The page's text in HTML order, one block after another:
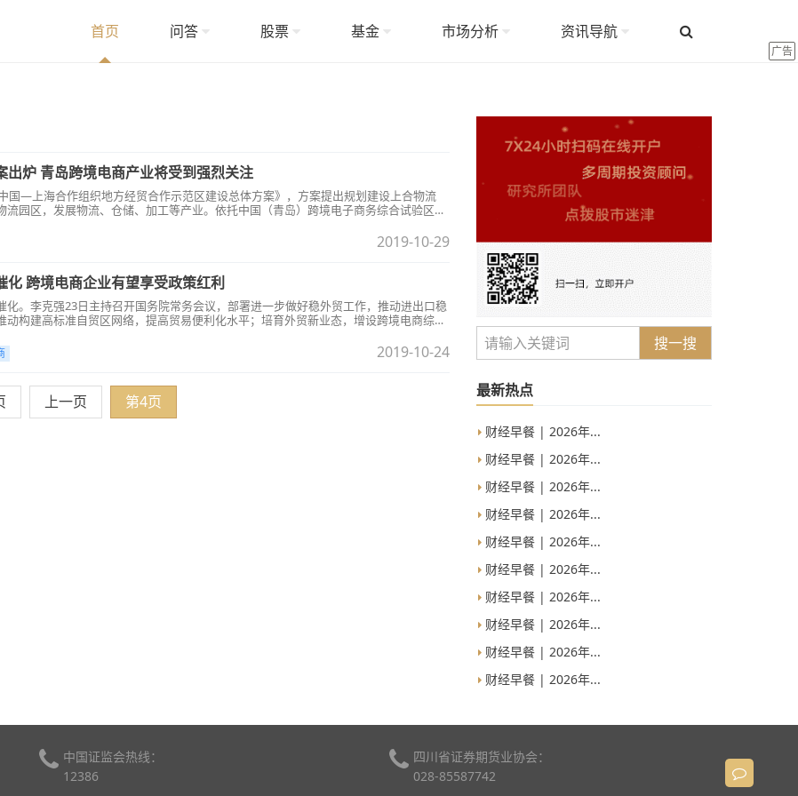
首页 问答 股票 基金 市场分析 资讯导航
广告
出炉 青岛跨境电商产业将受到强烈关注
国—上海合作组织地方经贸合作示范区建设总体方案》，方案提出规划建设上合物流
流园区，发展物流、仓储、加工等产业。依托中国（青岛）跨境电子商务综合试验区，
2019-10-29
化 跨境电商企业有望享受政策红利
化。李克强23日主持召开国务院常务会议，部署进一步做好稳外贸工作，推动进出口稳
动构建高标准自贸区网络，提高贸易便利化水平；培育外贸新业态，增设跨境电商综合
2019-10-24
上一页 第4页
搜一搜
最新热点
财经早餐 | 2026年...
财经早餐 | 2026年...
财经早餐 | 2026年...
财经早餐 | 2026年...
财经早餐 | 2026年...
财经早餐 | 2026年...
财经早餐 | 2026年...
财经早餐 | 2026年...
财经早餐 | 2026年...
财经早餐 | 2026年...
中国证监会热线：
12386
四川省证券期货业协会：
028-85587742